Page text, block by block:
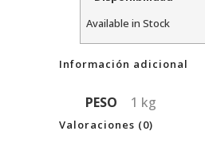
Available in Stock
Información adicional
PESO 1 kg
Valoraciones (0)